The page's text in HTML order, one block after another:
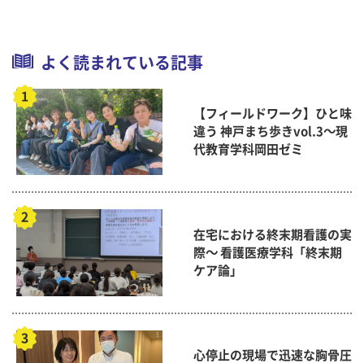
よく読まれている記事
【フィールドワーク】ひと味
違う 神戸まち歩きvol.3～現
代教育学科岡田ゼミ
在宅における終末期看護の実
際～ 看護医療学科「終末期
ケア論」
心停止の現場で迅速な胸骨圧